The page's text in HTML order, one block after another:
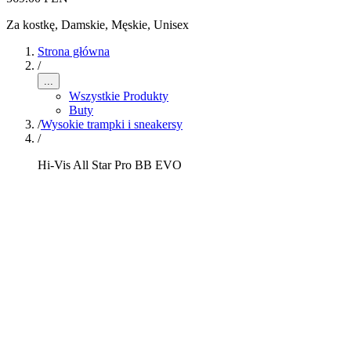
Za kostkę, Damskie, Męskie, Unisex
Strona główna
/
...
Wszystkie Produkty
Buty
/Wysokie trampki i sneakersy
/
Hi-Vis All Star Pro BB EVO